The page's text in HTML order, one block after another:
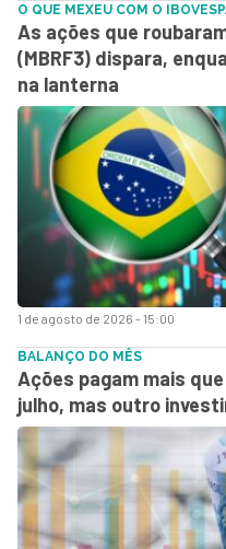
1 de agosto de 2026 - 15:00
O QUE MEXEU COM O
As ações que
(MBRF3) dispara,
na lanterna
BALANÇO DO MÊS
Ações pagam mais
julho, mas outro